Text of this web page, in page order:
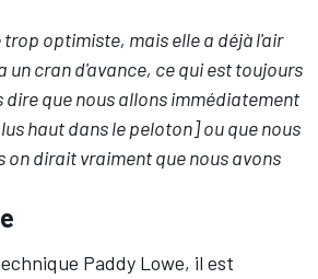
trop optimiste, mais elle a déjà l'air
un cran d'avance, ce qui est toujours
dire que nous allons immédiatement
haut dans le peloton] ou que nous
on dirait vraiment que nous avons
Paddy Lowe, il est